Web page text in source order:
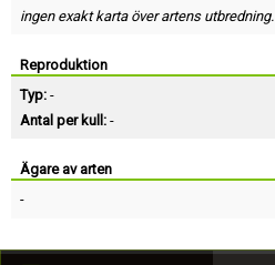
ingen exakt karta över artens utbredning.
Reproduktion
Typ: -
Antal per kull: -
Ägare av arten
-